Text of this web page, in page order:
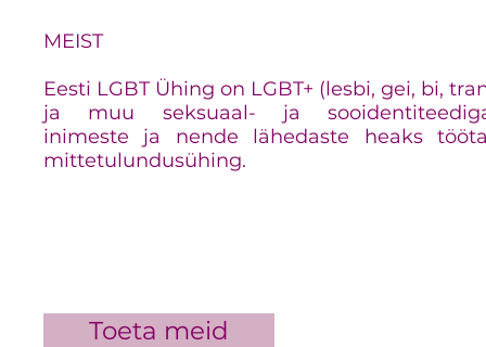
MEIST
Eesti LGBT Ühing on LGBT+ (lesbi, gei, bi,
ja muu seksuaal- ja
inimeste ja nende lähedaste heaks
mittetulundusühing.
Toeta meid